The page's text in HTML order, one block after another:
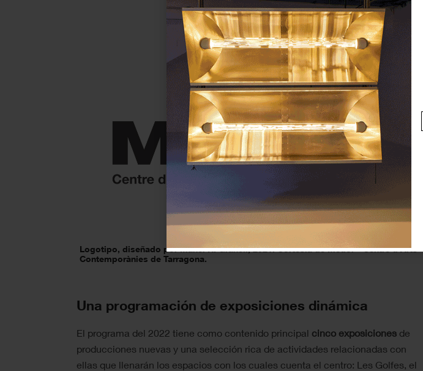
Logotipo, diseñado por Manel R. Granell, 2021. Cortesía de Mèdol – Centre d’Arts
Contemporànies de Tarragona.
Una programación de exposiciones dinámica
El programa del 2022 tiene como contenido principal cinco exposiciones de
producciones nuevas y una selección rica de actividades relacionadas con
ellas que llenarán los espacios con los cuales cuenta el centro: Les Golfes, el